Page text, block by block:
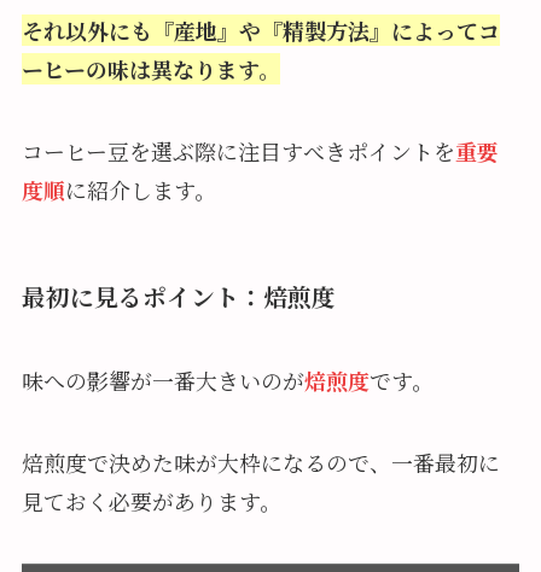
それ以外にも『産地』や『精製方法』によってコ
ーヒーの味は異なります。
コーヒー豆を選ぶ際に注目すべきポイントを重要
度順に紹介します。
最初に見るポイント：焙煎度
味への影響が一番大きいのが焙煎度です。
焙煎度で決めた味が大枠になるので、一番最初に
見ておく必要があります。